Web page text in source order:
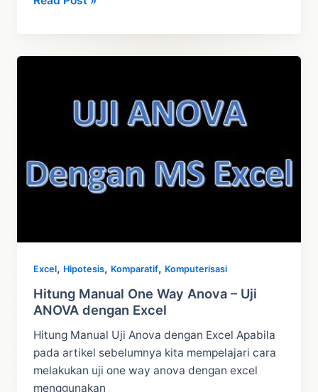
Excel, Hipotesis, Komparatif, Komputerisasi
Hitung Manual One Way Anova – Uji
ANOVA dengan Excel
Hitung Manual Uji Anova dengan Excel Apabila
pada artikel sebelumnya kita mempelajari cara
melakukan uji one way anova dengan excel
menggunakan